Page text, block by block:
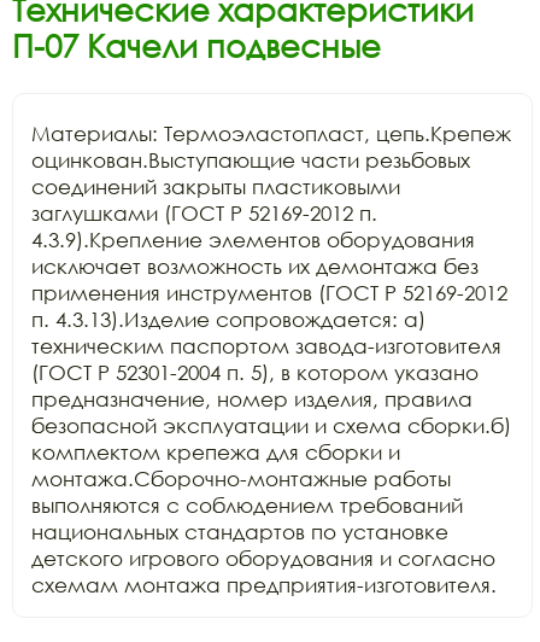
Технические характеристики
П-07 Качели подвесные
Материалы: Термоэластопласт, цепь.Крепеж
оцинкован.Выступающие части резьбовых
соединений закрыты пластиковыми
заглушками (ГОСТ Р 52169-2012 п.
4.3.9).Крепление элементов оборудования
исключает возможность их демонтажа без
применения инструментов (ГОСТ Р 52169-2012
п. 4.3.13).Изделие сопровождается: а)
техническим паспортом завода-изготовителя
(ГОСТ Р 52301-2004 п. 5), в котором указано
предназначение, номер изделия, правила
безопасной эксплуатации и схема сборки.б)
комплектом крепежа для сборки и
монтажа.Сборочно-монтажные работы
выполняются с соблюдением требований
национальных стандартов по установке
детского игрового оборудования и согласно
схемам монтажа предприятия-изготовителя.